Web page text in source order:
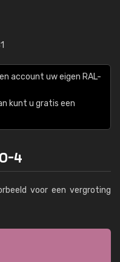
account uw eigen RAL-
kunt u gratis een
4
voor een vergroting